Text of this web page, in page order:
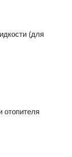
(для
отопителя